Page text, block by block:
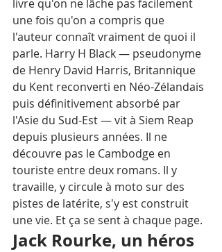
livre qu'on ne lâche pas facilement
une fois qu'on a compris que
l'auteur connaît vraiment de quoi il
parle. Harry H Black — pseudonyme
de Henry David Harris, Britannique
du Kent reconverti en Néo-Zélandais
puis définitivement absorbé par
l'Asie du Sud-Est — vit à Siem Reap
depuis plusieurs années. Il ne
découvre pas le Cambodge en
touriste entre deux romans. Il y
travaille, y circule à moto sur des
pistes de latérite, s'y est construit
une vie. Et ça se sent à chaque page.
Jack Rourke, un héros